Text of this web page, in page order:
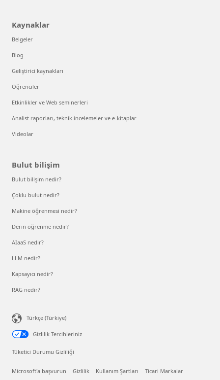
Kaynaklar
Belgeler
Blog
Geliştirici kaynakları
Öğrenciler
Etkinlikler ve Web seminerleri
Analist raporları, teknik incelemeler ve e-kitaplar
Videolar
Bulut bilişim
Bulut bilişim nedir?
Çoklu bulut nedir?
Makine öğrenmesi nedir?
Derin öğrenme nedir?
AIaaS nedir?
LLM nedir?
Kapsayıcı nedir?
RAG nedir?
Türkçe (Türkiye)
Gizlilik Tercihleriniz
Tüketici Durumu Gizliliği
Microsoft'a başvurun Gizlilik Kullanım Şartları Ticari Markalar